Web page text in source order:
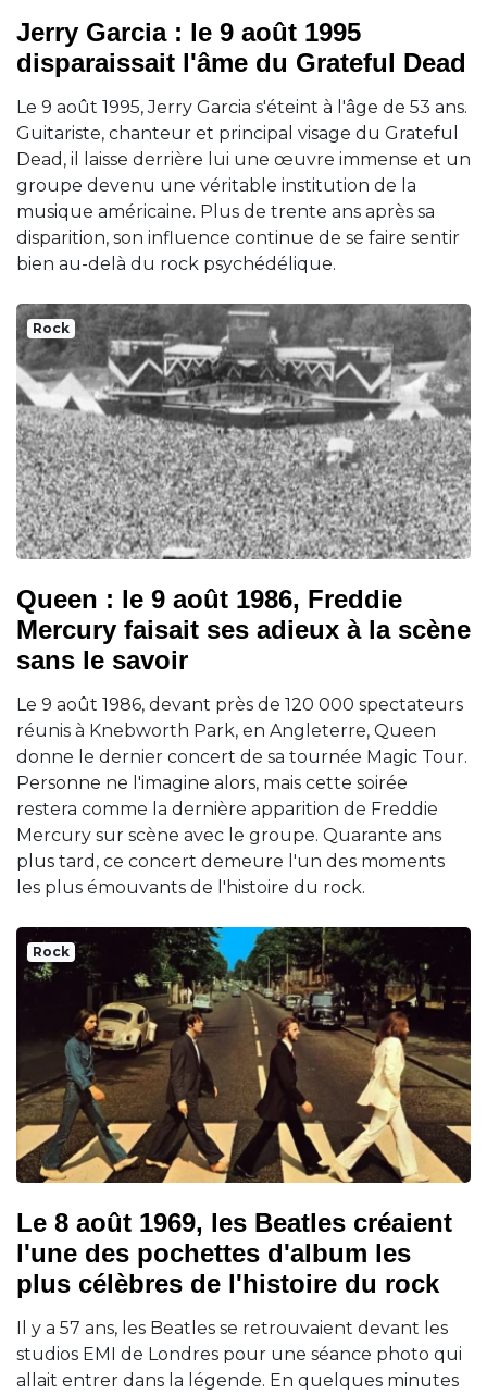
Jerry Garcia : le 9 août 1995
disparaissait l'âme du Grateful Dead
Le 9 août 1995, Jerry Garcia s'éteint à l'âge de 53 ans.
Guitariste, chanteur et principal visage du Grateful
Dead, il laisse derrière lui une œuvre immense et un
groupe devenu une véritable institution de la
musique américaine. Plus de trente ans après sa
disparition, son influence continue de se faire sentir
bien au-delà du rock psychédélique.
Rock
Queen : le 9 août 1986, Freddie
Mercury faisait ses adieux à la scène
sans le savoir
Le 9 août 1986, devant près de 120 000 spectateurs
réunis à Knebworth Park, en Angleterre, Queen
donne le dernier concert de sa tournée Magic Tour.
Personne ne l'imagine alors, mais cette soirée
restera comme la dernière apparition de Freddie
Mercury sur scène avec le groupe. Quarante ans
plus tard, ce concert demeure l'un des moments
les plus émouvants de l'histoire du rock.
Rock
Le 8 août 1969, les Beatles créaient
l'une des pochettes d'album les
plus célèbres de l'histoire du rock
Il y a 57 ans, les Beatles se retrouvaient devant les
studios EMI de Londres pour une séance photo qui
allait entrer dans la légende. En quelques minutes